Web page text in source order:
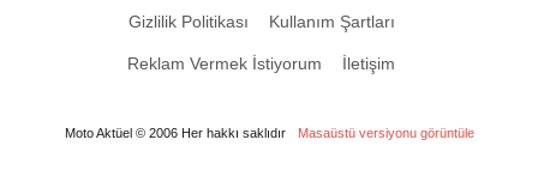
Gizlilik Politikası Kullanım Şartları
Reklam Vermek İstiyorum İletişim
Moto Aktüel © 2006 Her hakkı saklıdır Masaüstü versiyonu görüntüle